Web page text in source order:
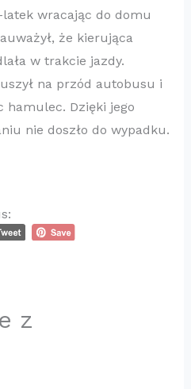
wracając do domu
że kierująca
w trakcie jazdy.
na przód autobusu i
hamulec. Dzięki jego
nie doszło do wypadku.
z